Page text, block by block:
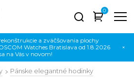
0
a zväčšovania plochy
Watches Bratislava od 1.8.2026
na Vás v novom!
×
Pánske elegantné hodinky